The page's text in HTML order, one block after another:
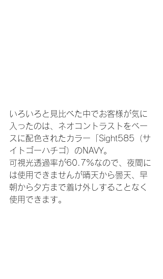
いろいろと見比べた中でお客様が気に
入ったのは、ネオコントラストをベー
スに配色されたカラー「Sight585（サ
イトゴーハチゴ）のNAVY。
可視光透過率が60.7%なので、夜間に
は使用できませんが晴天から曇天、早
朝から夕方まで着け外しすることなく
使用できます。